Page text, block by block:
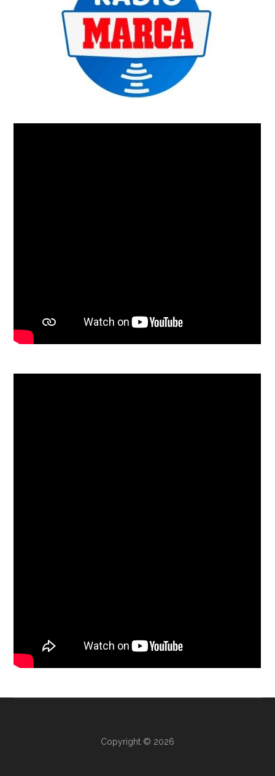
Copyright © 2026